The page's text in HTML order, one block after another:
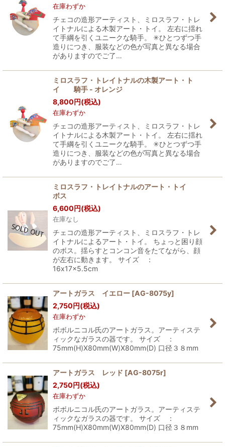
在庫わずか
チェコの造形アーティスト、ミロスラフ・トレ
イトナルによる木製アート・トイ。 左右に揺れ
て手綱を引くユニークな騎手。 ✳︎ひとつずつ手
造りにつき、服装などの色が写真と異なる場合
がありますのでご了…
ミロスラフ・トレイトナルの木製アート・ト
イ 騎手 - オレンジ
8,800円(税込)
在庫わずか
チェコの造形アーティスト、ミロスラフ・トレ
イトナルによる木製アート・トイ。 左右に揺れ
て手綱を引くユニークな騎手。 ✳︎ひとつずつ手
造りにつき、服装などの色が写真と異なる場合
がありますのでご了…
ミロスラフ・トレイトナルのアート・トイ
ボス
6,600円(税込)
在庫なし
チェコの造形アーティスト、ミロスラフ・トレ
イトナルによるアート・トイ。 ちょっと困り顔
のボス。揺らすとコンコン音をたてながら、顔
が左右に動きます。 サイズ ：
16x17x5.5cm
アートガラス イエロー [AG-8075y]
2,750円(税込)
在庫わずか
ボボルニコル氏のアートガラス。アーティステ
ィックなガラスの器です。 サイズ ：
75mm(H)X80mm(W)X80mm(D) 口径３８mm
アートガラス レッド [AG-8075r]
2,750円(税込)
在庫わずか
ボボルニコル氏のアートガラス。アーティステ
ィックなガラスの器です。 サイズ ：
75mm(H)X80mm(W)X80mm(D) 口径３８mm